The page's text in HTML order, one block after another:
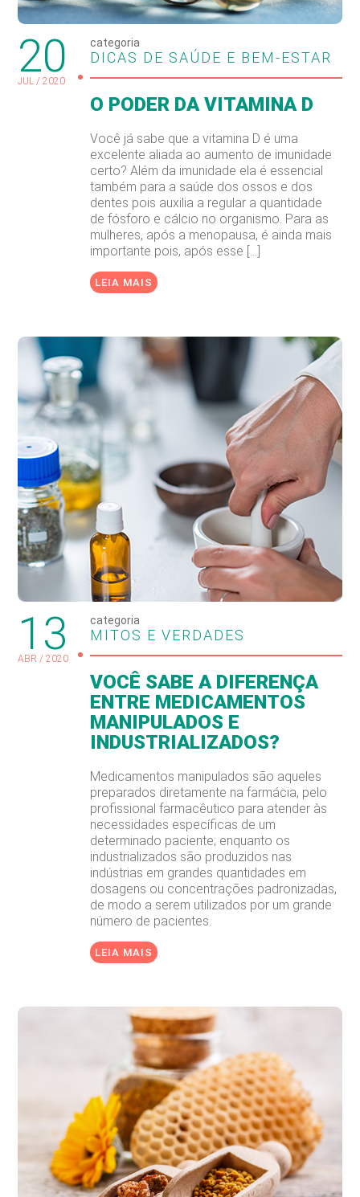
20
JUL / 2020
categoria
DICAS DE SAÚDE E BEM-ESTAR
O PODER DA VITAMINA D
Você já sabe que a vitamina D é uma
excelente aliada ao aumento de imunidade
certo? Além da imunidade ela é essencial
também para a saúde dos ossos e dos
dentes pois auxilia a regular a quantidade
de fósforo e cálcio no organismo. Para as
mulheres, após a menopausa, é ainda mais
importante pois, após esse […]
LEIA MAIS
13
ABR / 2020
categoria
MITOS E VERDADES
VOCÊ SABE A DIFERENÇA
ENTRE MEDICAMENTOS
MANIPULADOS E
INDUSTRIALIZADOS?
Medicamentos manipulados são aqueles
preparados diretamente na farmácia, pelo
profissional farmacêutico para atender às
necessidades específicas de um
determinado paciente; enquanto os
industrializados são produzidos nas
indústrias em grandes quantidades em
dosagens ou concentrações padronizadas,
de modo a serem utilizados por um grande
número de pacientes.
LEIA MAIS